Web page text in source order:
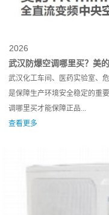
2026
武汉防爆空调哪里买？美
武汉化工车间、医药实验室、
是保障生产环境安全稳定的重
调哪里买才能保障正品...
查看更多